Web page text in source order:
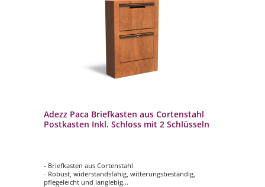
Adezz Paca Briefkasten aus Cortenstahl
Postkasten Inkl. Schloss mit 2 Schlüsseln
- Briefkasten aus Cortenstahl
- Robust, widerstandsfähig, witterungsbeständig,
pflegeleicht und langlebig